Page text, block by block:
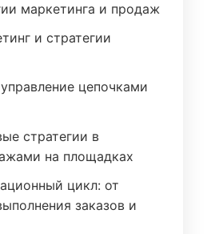
маркетинга и продаж
и стратегии
цепочками
стратегии в
на площадках
цикл: от
заказов и